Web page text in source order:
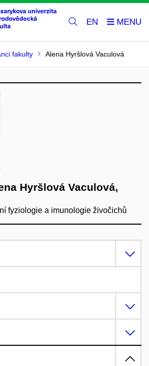
EN
fakulty Alena Hyršlová Vaculová
Hyršlová Vaculová,
fyziologie a imunologie živočichů